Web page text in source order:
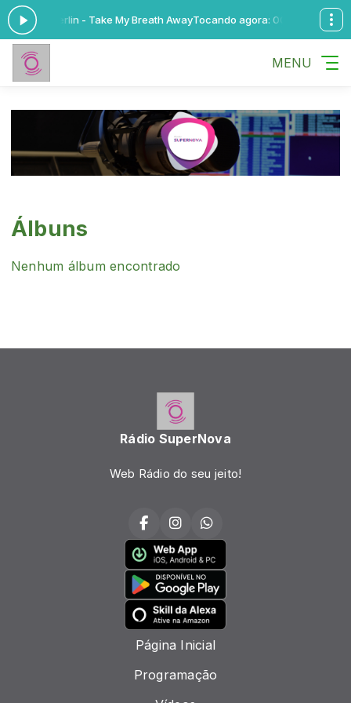
008 - Berlin - Take My Breath AwayTocando agora: 008 - Berlin -
MENU
Álbuns
Nenhum álbum encontrado
Rádio SuperNova
Web Rádio do seu jeito!
Página Inicial
Programação